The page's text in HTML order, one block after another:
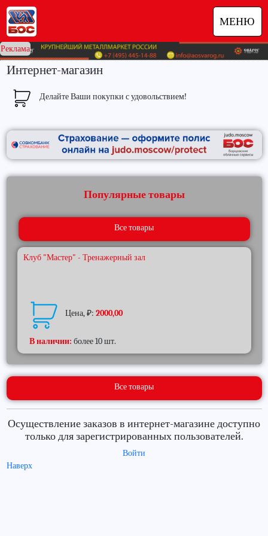
МЕНЮ
Реклама
Интернет-магазин
Делайте Ваши покупки с удовольствием!
Популярные товары
Все товары
Клуб "Мастер" - Тренажерный зал
Цена, ₽: 2000,00
В наличии: более 10 шт.
Все товары
Осуществление заказов в интернет-магазине доступно
только для зарегистрированных пользователей.
Войти
Наверх